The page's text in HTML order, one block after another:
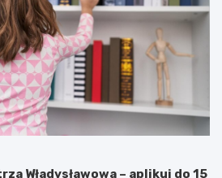
Władysławowa – aplikuj do 15